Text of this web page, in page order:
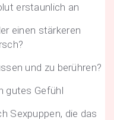
erstaunlich an
einen stärkeren
und zu berühren?
gutes Gefühl
Sexpuppen, die das